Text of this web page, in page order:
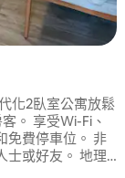
化2臥室公寓放鬆
。 享受Wi-Fi、
免費停車位。 非
士或好友。 地理
和當地景點。